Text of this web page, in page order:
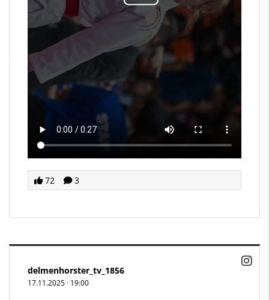
72 3
delmenhorster_tv_1856
17.11.2025 · 19:00